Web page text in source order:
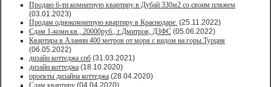
Продаю 6-ти комнатную квартиру в Дубай 330м2 со своим пляжем
(03.01.2023)
Продам однокомнатную квартиру в Краснодаре. (25.11.2022)
Сдам 1-комн.кв., 20000руб., г.Дмитров, ДЗФС (05.06.2022)
Квартира в Алании 400 метров от моря с видом на горы.Турция
(06.05.2022)
дизайн коттеджа спб (31.03.2021)
дизайн коттеджа (18.10.2020)
проекты дизайна коттеджа (28.04.2020)
Сдам квартиру (04.04.2020)